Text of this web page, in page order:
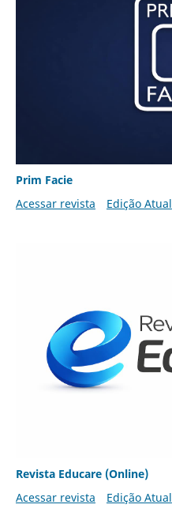
Prim Facie
Acessar revista
Edição Atual
Revista Educare (Online)
Acessar revista
Edição Atual